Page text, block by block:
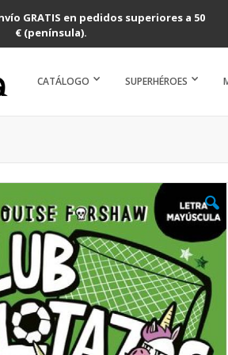
GRATIS en pedidos superiores a 50
€ (península).
CATÁLOGO SUPERHÉROES